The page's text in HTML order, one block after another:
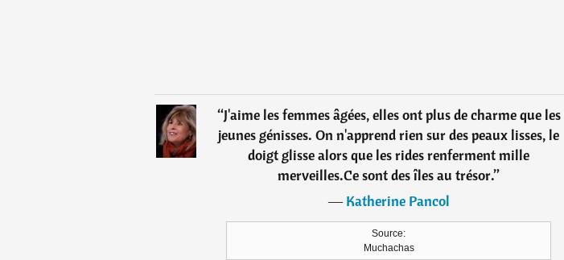
“J'aime les femmes âgées, elles ont plus de charme que les
jeunes génisses. On n'apprend rien sur des peaux lisses, le
doigt glisse alors que les rides renferment mille
merveilles.Ce sont des îles au trésor.”
―Katherine Pancol
Source:
Muchachas